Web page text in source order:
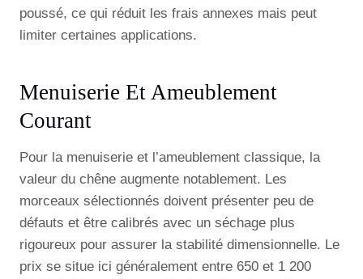
poussé, ce qui réduit les frais annexes mais peut
limiter certaines applications.
Menuiserie Et Ameublement
Courant
Pour la menuiserie et l’ameublement classique, la
valeur du chêne augmente notablement. Les
morceaux sélectionnés doivent présenter peu de
défauts et être calibrés avec un séchage plus
rigoureux pour assurer la stabilité dimensionnelle. Le
prix se situe ici généralement entre 650 et 1 200